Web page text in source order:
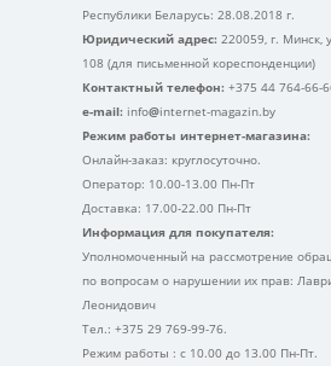
Республики Беларусь: 28.08.2018 г.
Юридический адрес: 220059, г. Минск,
108 (для письменной кореспонденции)
Контактный телефон: +375 44 764-66-
e-mail: info@internet-magazin.by
Режим работы интернет-магазина:
Онлайн-заказ: круглосуточно.
Оператор: 10.00-13.00 Пн-Пт
Доставка: 17.00-22.00 Пн-Пт
Информация для покупателя:
Уполномоченный на рассмотрение
по вопросам о нарушении их прав:
Леонидович
Тел.: +375 29 769-99-76.
Режим работы : с 10.00 до 13.00 Пн-Пт.